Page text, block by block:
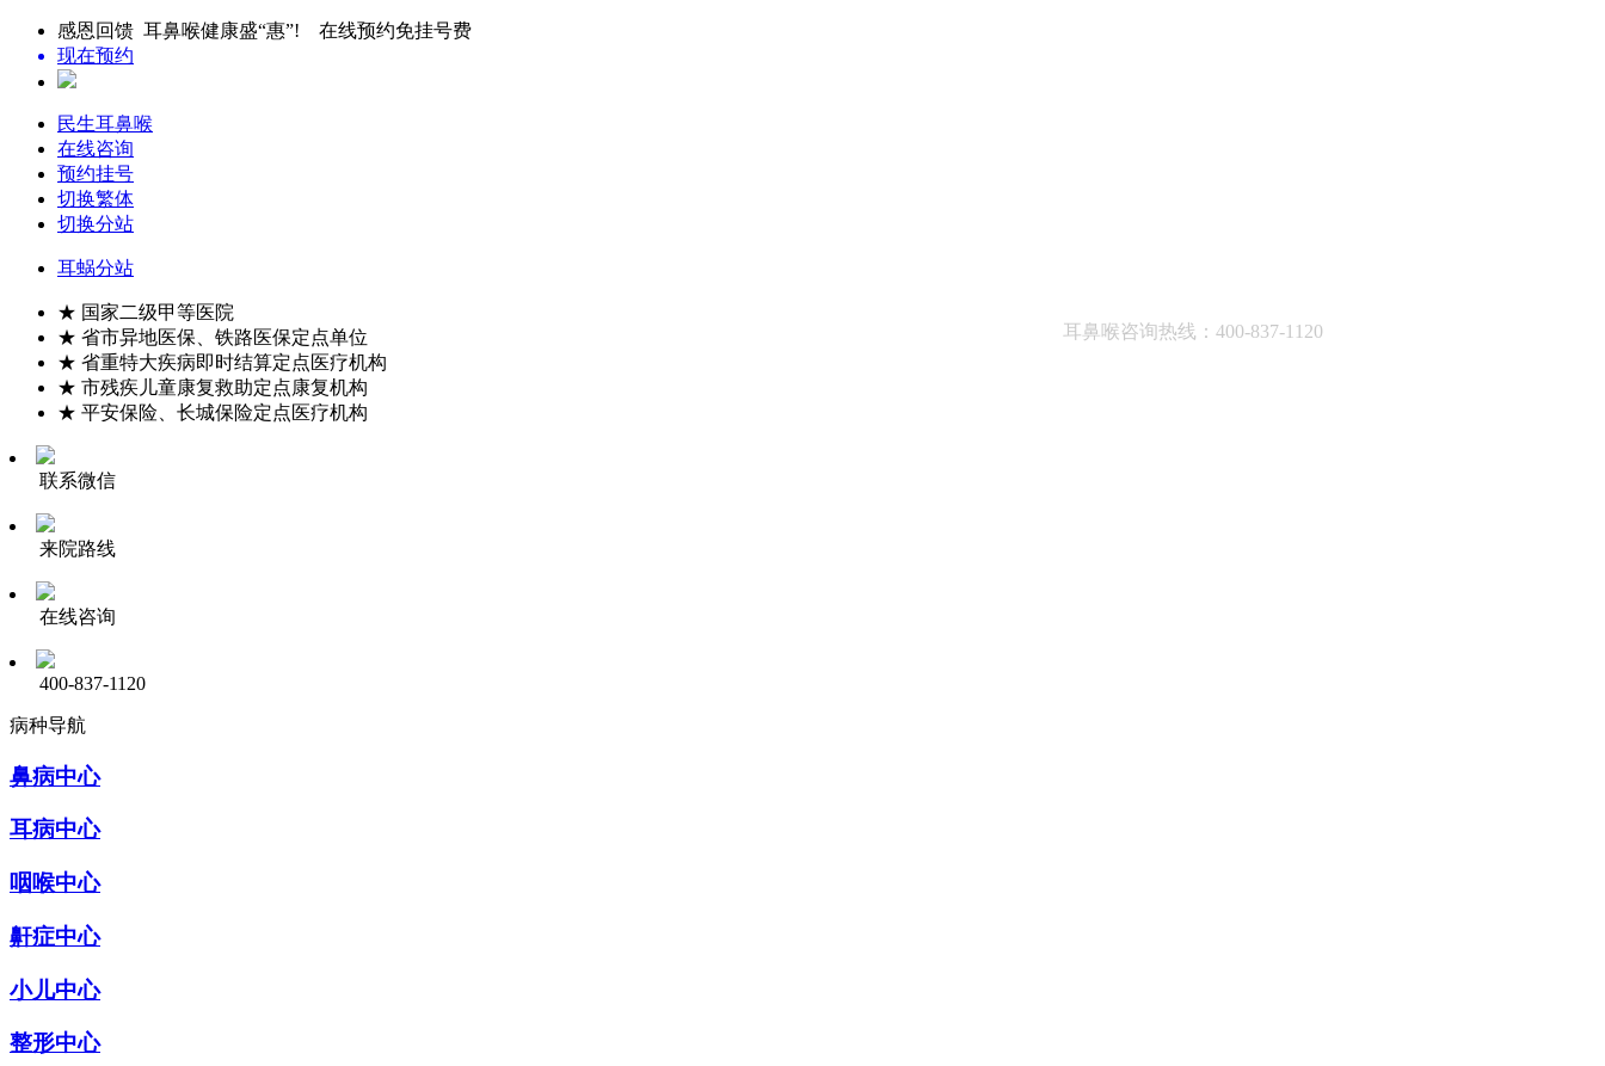
感恩回馈 耳鼻喉健康盛“惠”! 在线预约免挂号费
现在预约
民生耳鼻喉
在线咨询
预约挂号
切换繁体
切换分站
耳蜗分站
耳鼻喉咨询热线：400-837-1120
★ 国家二级甲等医院
★ 省市异地医保、铁路医保定点单位
★ 省重特大疾病即时结算定点医疗机构
★ 市残疾儿童康复救助定点康复机构
★ 平安保险、长城保险定点医疗机构
联系微信
来院路线
在线咨询
400-837-1120
病种导航
鼻病中心
耳病中心
咽喉中心
鼾症中心
小儿中心
整形中心